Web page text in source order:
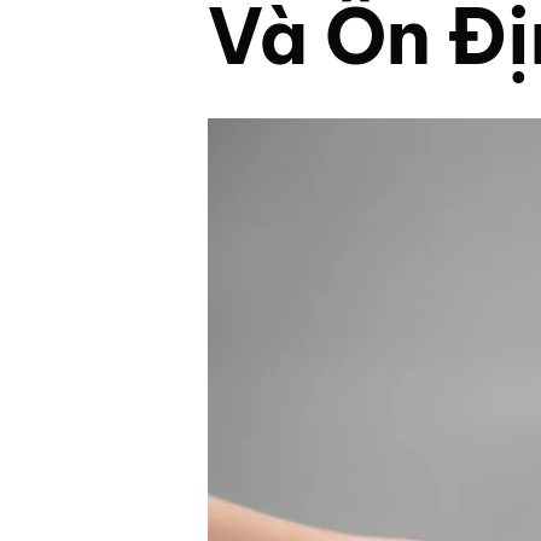
Và Ổn